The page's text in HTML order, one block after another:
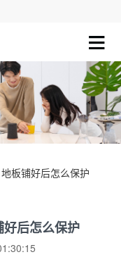
板铺好后怎么保护
后怎么保护